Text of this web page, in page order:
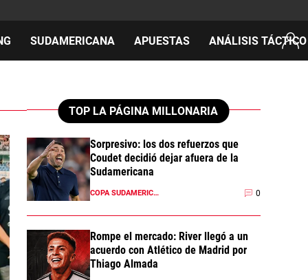
SUDAMERICANA APUESTAS ANÁLISIS TÁCTICO
día
TOP LA PÁGINA MILLONARIA
Sorpresivo: los dos refuerzos que
Coudet decidió dejar afuera de la
Sudamericana
COPA SUDAMERICANA 2026 0
Rompe el mercado: River llegó a un
acuerdo con Atlético de Madrid por
Thiago Almada